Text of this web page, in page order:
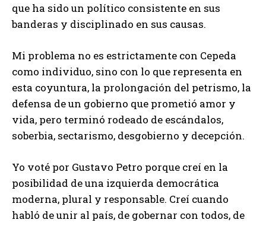
que ha sido un político consistente en sus
banderas y disciplinado en sus causas.
Mi problema no es estrictamente con Cepeda
como individuo, sino con lo que representa en
esta coyuntura, la prolongación del petrismo, la
defensa de un gobierno que prometió amor y
vida, pero terminó rodeado de escándalos,
soberbia, sectarismo, desgobierno y decepción.
Yo voté por Gustavo Petro porque creí en la
posibilidad de una izquierda democrática
moderna, plural y responsable. Creí cuando
habló de unir al país, de gobernar con todos, de